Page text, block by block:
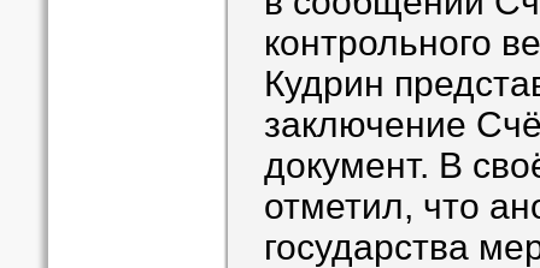
контрольного
Кудрин
заключение
документ. В
отметил, что
государства